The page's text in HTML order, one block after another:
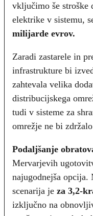
vključimo še stroške
elektrike v sistemu,
milijarde evrov.
Zaradi zastarele in
infrastrukture bi
zahtevala velika
distribucijskega
tudi v sisteme za
omrežje ne bi
Podaljšanje
Mervarjevih
najugodnejša opcija.
scenarija je za 3,2-
izključno na